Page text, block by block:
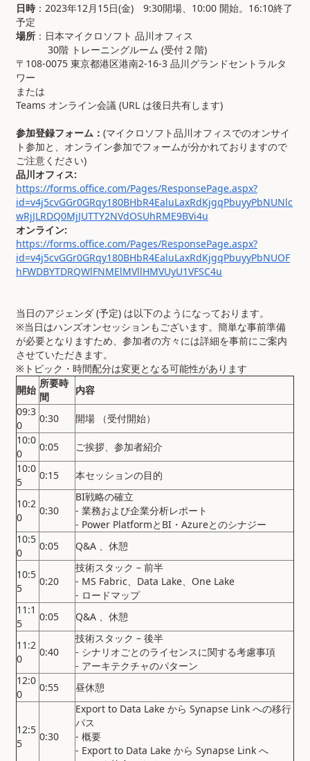
日時 ： 2023年12月15日(金) 9:30開場、10:00 開始。 16:10終了
予定
場所 ：日本マイクロソフト 品川オフィス
30階 トレーニングルーム (受付 2 階)
〒108-0075 東京都港区港南2-16-3 品川グランドセントラルタ
ワー
または
Teams オンライン会議 (URL は後日共有します)
参加登録フォーム： (マイクロソフト品川オフィスでのオンサイ
ト参加と、オンライン参加でフォームが分かれておりますので
ご注意ください)
品川オフィス:
https://forms.office.com/Pages/ResponsePage.aspx?
id=v4j5cvGGr0GRqy180BHbR4EaluLaxRdKjgqPbuyyPbNUNlc
wRjJLRDQ0MjJUTTY2NVdOSUhRME9BVi4u
オンライン:
https://forms.office.com/Pages/ResponsePage.aspx?
id=v4j5cvGGr0GRqy180BHbR4EaluLaxRdKjgqPbuyyPbNUOF
hFWDBYTDRQWlFNMElMVllHMVUyU1VFSC4u
当日のアジェンダ (予定) は以下のようになっております。
※当日はハンズオンセッションもございます。簡単な事前準備
が必要となりますため、参加者の方々には詳細を事前にご案内
させていただきます。
※トピック・時間配分は変更となる可能性があります
開始
所要時
間
内容
09:3
0
0:30
開場 （受付開始）
10:0
0
0:05
ご挨拶、参加者紹介
10:0
5
0:15 本セッションの目的
10:2
0
0:30
BI戦略の確立
- 業務および企業分析レポート
- Power PlatformとBI・Azureとのシナジー
10:5
0
0:05 Q&A 、休憩
10:5
5
0:20
技術スタック – 前半
- MS Fabric、Data Lake、One Lake
- ロードマップ
11:1
5
0:05 Q&A 、休憩
11:2
0
0:40
技術スタック – 後半
- シナリオごとのライセンスに関する考慮事項
- アーキテクチャのパターン
12:0
0
0:55 昼休憩
12:5
5
0:30
Export to Data Lake から Synapse Link への移行
パス
- 概要
- Export to Data Lake から Synapse Link へ